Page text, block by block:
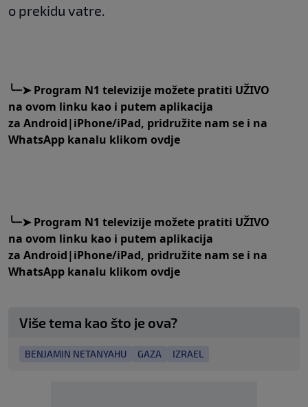
o prekidu vatre.
╰┈➤Program N1 televizije možete pratiti UŽIVO
na ovom linku kao i putem aplikacija
za Android|iPhone/iPad, pridružite nam se i na
WhatsApp kanalu klikom ovdje
╰┈➤Program N1 televizije možete pratiti UŽIVO
na ovom linku kao i putem aplikacija
za Android|iPhone/iPad, pridružite nam se i na
WhatsApp kanalu klikom ovdje
Više tema kao što je ova?
BENJAMIN NETANYAHU GAZA IZRAEL